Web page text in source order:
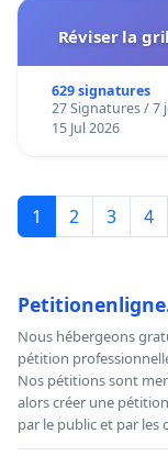
Réviser la
629 signatures
27 Signatures / 7
15 Jul 2026
1 2 3 4
Nous hébergeons
pétition
Nos pétitions sont
alors créer une
par le public et par les